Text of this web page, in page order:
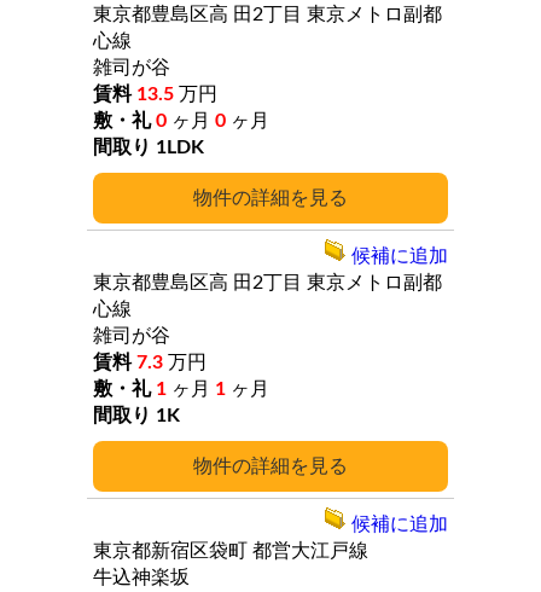
詳細
東京都豊島区高 田2丁目 東京メトロ副都
心線
雑司が谷
13.5 万円
0 ヶ月 0 ヶ月
1LDK
詳細
東京都豊島区高 田2丁目 東京メトロ副都
心線
雑司が谷
7.3 万円
1 ヶ月 1 ヶ月
1K
候補に追加
東京都新宿区袋町 都営大江戸線
牛込神楽坂
候補に追加